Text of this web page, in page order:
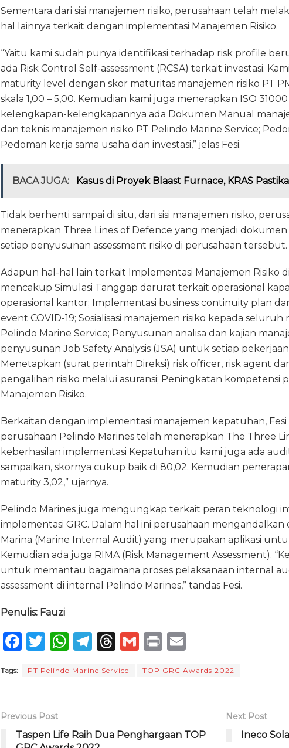
Sementara dari sisi manajemen risiko, perusahaan telah
hal lainnya terkait dengan implementasi Manajemen Risiko.
“Yaitu kami sudah punya identifikasi terhadap risk profile
ada Risk Control Self-assessment (RCSA) terkait investasi.
maturity level dengan skor maturitas manajemen risiko PT
skala 1,00 – 5,00. Kemudian kami juga menerapkan ISO
kelengkapan-kelengkapannya ada Dokumen Manual
dan teknis manajemen risiko PT Pelindo Marine Service;
Pedoman kerja sama usaha dan investasi,” jelas Fesi.
BACA JUGA: Kasus di Proyek Blaast Furnace, KRAS
Tidak berhenti sampai di situ, dari sisi manajemen risiko,
menerapkan Three Lines of Defence yang menjadi
setiap penyusunan assessment risiko di perusahaan tersebut.
Adapun hal-hal lain terkait Implementasi Manajemen Risiko
mencakup Simulasi Tanggap darurat terkait operasional
operasional kantor; Implementasi business continuity plan
event COVID-19; Sosialisasi manajemen risiko kepada
Pelindo Marine Service; Penyusunan analisa dan kajian
penyusunan Job Safety Analysis (JSA) untuk setiap
Menetapkan (surat perintah Direksi) risk officer, risk agent
pengalihan risiko melalui asuransi; Peningkatan kompetensi
Manajemen Risiko.
Berkaitan dengan implementasi manajemen kepatuhan,
perusahaan Pelindo Marines telah menerapkan The Three
keberhasilan implementasi Kepatuhan itu kami juga ada
sampaikan, skornya cukup baik di 80,02. Kemudian
maturity 3,02,” ujarnya.
Pelindo Marines juga mengungkap terkait peran teknologi
implementasi GRC. Dalam hal ini perusahaan mengandalkan
Marina (Marine Internal Audit) yang merupakan aplikasi
Kemudian ada juga RIMA (Risk Management Assessment).
untuk memantau bagaimana proses pelaksanaan internal
assessment di internal Pelindo Marines,” tandas Fesi.
Penulis: Fauzi
F
c
b
o
T
it
r
W
a
p
T
e
m
T
re
s
G
ai
P
n ai
Tags: PT Pelindo Marine Service TOP GRC Awards 2022
Previous Post
Taspen Life Raih Dua Penghargaan TOP
Next Post
Ineco